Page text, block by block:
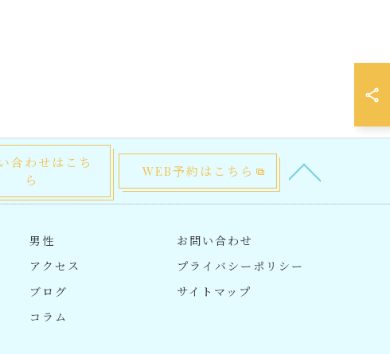
合わせはこち
ら
WEB予約はこちら
男性
アクセス
ブログ
コラム
お問い合わせ
プライバシーポリシー
サイトマップ